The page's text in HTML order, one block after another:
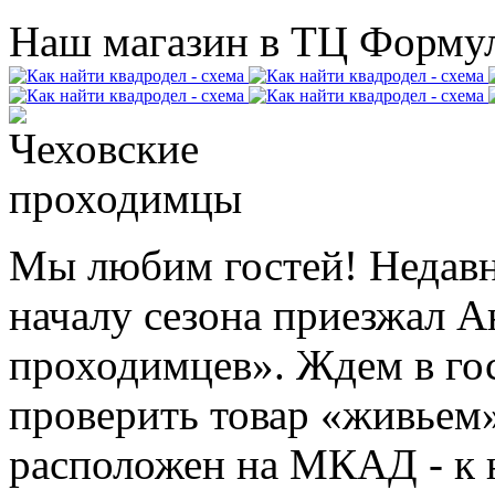
Наш магазин в ТЦ
Мы любим гостей!
началу сезона приезжал
проходимцев». Ждем в
проверить товар
расположен на МКАД - к